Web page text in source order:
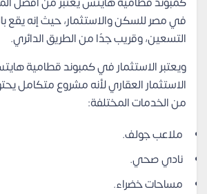
في مصر للسكن والاستثمار، حيث إنه يقع
التسعين، وقريب جدًا من الطريق الدائري.
ويعتبر الاستثمار في كمبوند قطامية
الاستثمار العقاري لأنه مشروع متكامل
من الخدمات المختلفة:
ملاعب جولف.
نادي صحي.
مساحات خضراء.